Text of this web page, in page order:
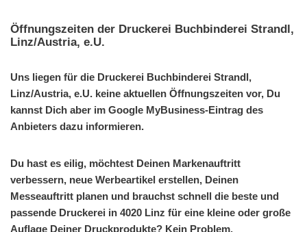
Öffnungszeiten der Druckerei Buchbinderei Strandl,
Linz/Austria, e.U.
Uns liegen für die Druckerei Buchbinderei Strandl,
Linz/Austria, e.U. keine aktuellen Öffnungszeiten vor, Du
kannst Dich aber im Google MyBusiness-Eintrag des
Anbieters dazu informieren.
Du hast es eilig, möchtest Deinen Markenauftritt
verbessern, neue Werbeartikel erstellen, Deinen
Messeauftritt planen und brauchst schnell die beste und
passende Druckerei in 4020 Linz für eine kleine oder große
Auflage Deiner Druckprodukte? Kein Problem,